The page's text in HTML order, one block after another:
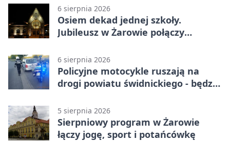
6 sierpnia 2026
Osiem dekad jednej szkoły.
Jubileusz w Żarowie połączy
6 sierpnia 2026
Policyjne motocykle ruszają na
drogi powiatu świdnickiego - będzie
5 sierpnia 2026
Sierpniowy program w Żarowie
łączy jogę, sport i potańcówkę